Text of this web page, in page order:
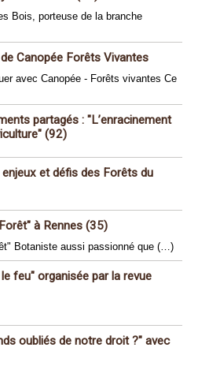
Bois, porteuse de la branche
Canopée Forêts Vivantes
avec Canopée - Forêts vivantes Ce
partagés : "L’enracinement
(92)
et défis des Forêts du
à Rennes (35)
Botaniste aussi passionné que (…)
feu" organisée par la revue
oubliés de notre droit ?" avec